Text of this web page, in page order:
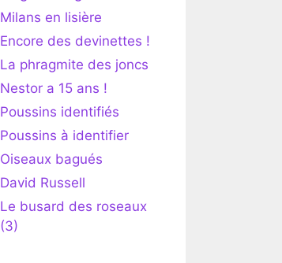
Milans en lisière
Encore des devinettes !
La phragmite des joncs
Nestor a 15 ans !
Poussins identifiés
Poussins à identifier
Oiseaux bagués
David Russell
Le busard des roseaux
(3)